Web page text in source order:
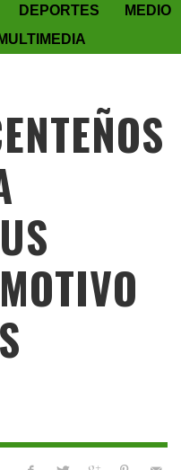
DEPORTES
MEDIO
MULTIMEDIA